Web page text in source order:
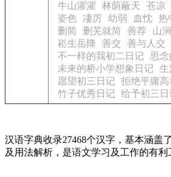
牛山濯濯
林荫蔽天 苍凉
姿色
凄厉 幼弱 血忱 热
删简
删芜就简 善荐 山涧
崧生岳降
善交 善与人交
不一样的我初二日记
思
未来的桥小学想象日记
生
愿望初三日记
拒绝平庸
竹子优秀日记
给予初三日
汉语字典收录27468个汉字，基本涵盖
及用法解析，是语文学习及工作的有利